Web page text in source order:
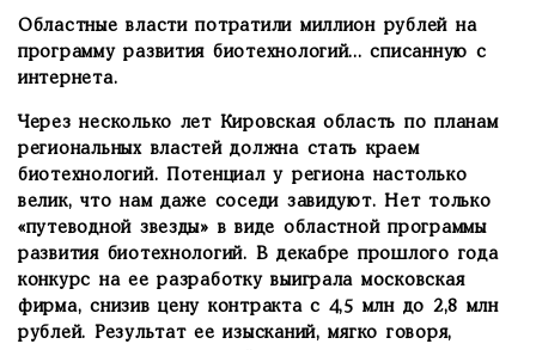
Областные власти потратили миллион рублей на
программу развития биотехнологий... списанную с
интернета.
Через несколько лет Кировская область по планам
региональных властей должна стать краем
биотехнологий. Потенциал у региона настолько
велик, что нам даже соседи завидуют. Нет только
«путеводной звезды» в виде областной программы
развития биотехнологий. В декабре прошлого года
конкурс на ее разработку выиграла московская
фирма, снизив цену контракта с 4,5 млн до 2,8 млн
рублей. Результат ее изысканий, мягко говоря,